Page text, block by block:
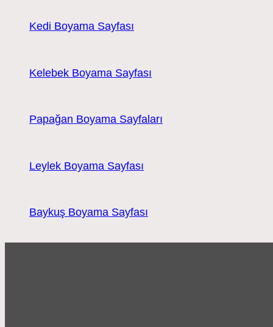
Kedi Boyama Sayfası
Kelebek Boyama Sayfası
Papağan Boyama Sayfaları
Leylek Boyama Sayfası
Baykuş Boyama Sayfası